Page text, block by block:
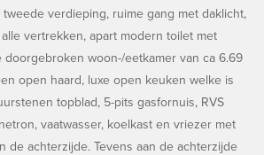
tweede verdieping, ruime gang met daklicht,
vertrekken, apart modern toilet met
woon-/eetkamer van ca 6.69
open haard, luxe open keuken welke is
topblad, 5-pits gasfornuis, RVS
vaatwasser, koelkast en vriezer met
de achterzijde. Tevens aan de achterzijde